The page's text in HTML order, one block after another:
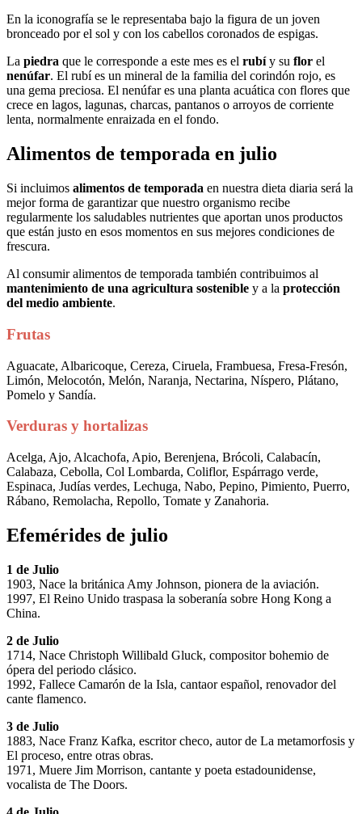
En la iconografía se le representaba bajo la figura de un joven
bronceado por el sol y con los cabellos coronados de espigas.
La piedra que le corresponde a este mes es el rubíy su flor el
nenúfar. El rubí es un mineral de la familia del corindón rojo, es
una gema preciosa. El nenúfar es una planta acuática con flores que
crece en lagos, lagunas, charcas, pantanos o arroyos de corriente
lenta, normalmente enraizada en el fondo.
Alimentos de temporada en julio
Si incluimos alimentos de temporada en nuestra dieta diaria será la
mejor forma de garantizar que nuestro organismo recibe
regularmente los saludables nutrientes que aportan unos productos
que están justo en esos momentos en sus mejores condiciones de
frescura.
Al consumir alimentos de temporada también contribuimos al
mantenimiento de una agricultura sostenible y a la protección
del medio ambiente.
Frutas
Aguacate, Albaricoque, Cereza, Ciruela, Frambuesa, Fresa-Fresón,
Limón, Melocotón, Melón, Naranja, Nectarina, Níspero, Plátano,
Pomelo y Sandía.
Verduras y hortalizas
Acelga, Ajo, Alcachofa, Apio, Berenjena, Brócoli, Calabacín,
Calabaza, Cebolla, Col Lombarda, Coliflor, Espárrago verde,
Espinaca, Judías verdes, Lechuga, Nabo, Pepino, Pimiento, Puerro,
Rábano, Remolacha, Repollo, Tomate y Zanahoria.
Efemérides de julio
1 de Julio
1903, Nace la británica Amy Johnson, pionera de la aviación.
1997, El Reino Unido traspasa la soberanía sobre Hong Kong a
China.
2 de Julio
1714, Nace Christoph Willibald Gluck, compositor bohemio de
ópera del periodo clásico.
1992, Fallece Camarón de la Isla, cantaor español, renovador del
cante flamenco.
3 de Julio
1883, Nace Franz Kafka, escritor checo, autor de La metamorfosis y
El proceso, entre otras obras.
1971, Muere Jim Morrison, cantante y poeta estadounidense,
vocalista de The Doors.